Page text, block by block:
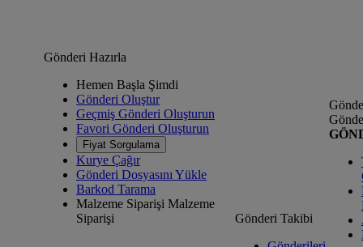
Gönderi Hazırla
Hemen Başla Şimdi
Gönderi Oluştur
Geçmiş Gönderi Oluşturun
Favori Gönderi Oluşturun
Fiyat Sorgulama
Kurye Çağır
Gönderi Dosyasını Yükle
Barkod Tarama
Malzeme Siparişi Malzeme
Siparişi
Gönderi Takibi